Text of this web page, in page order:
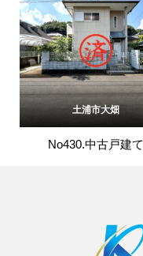
土浦市大畑
No430.中古戸建て